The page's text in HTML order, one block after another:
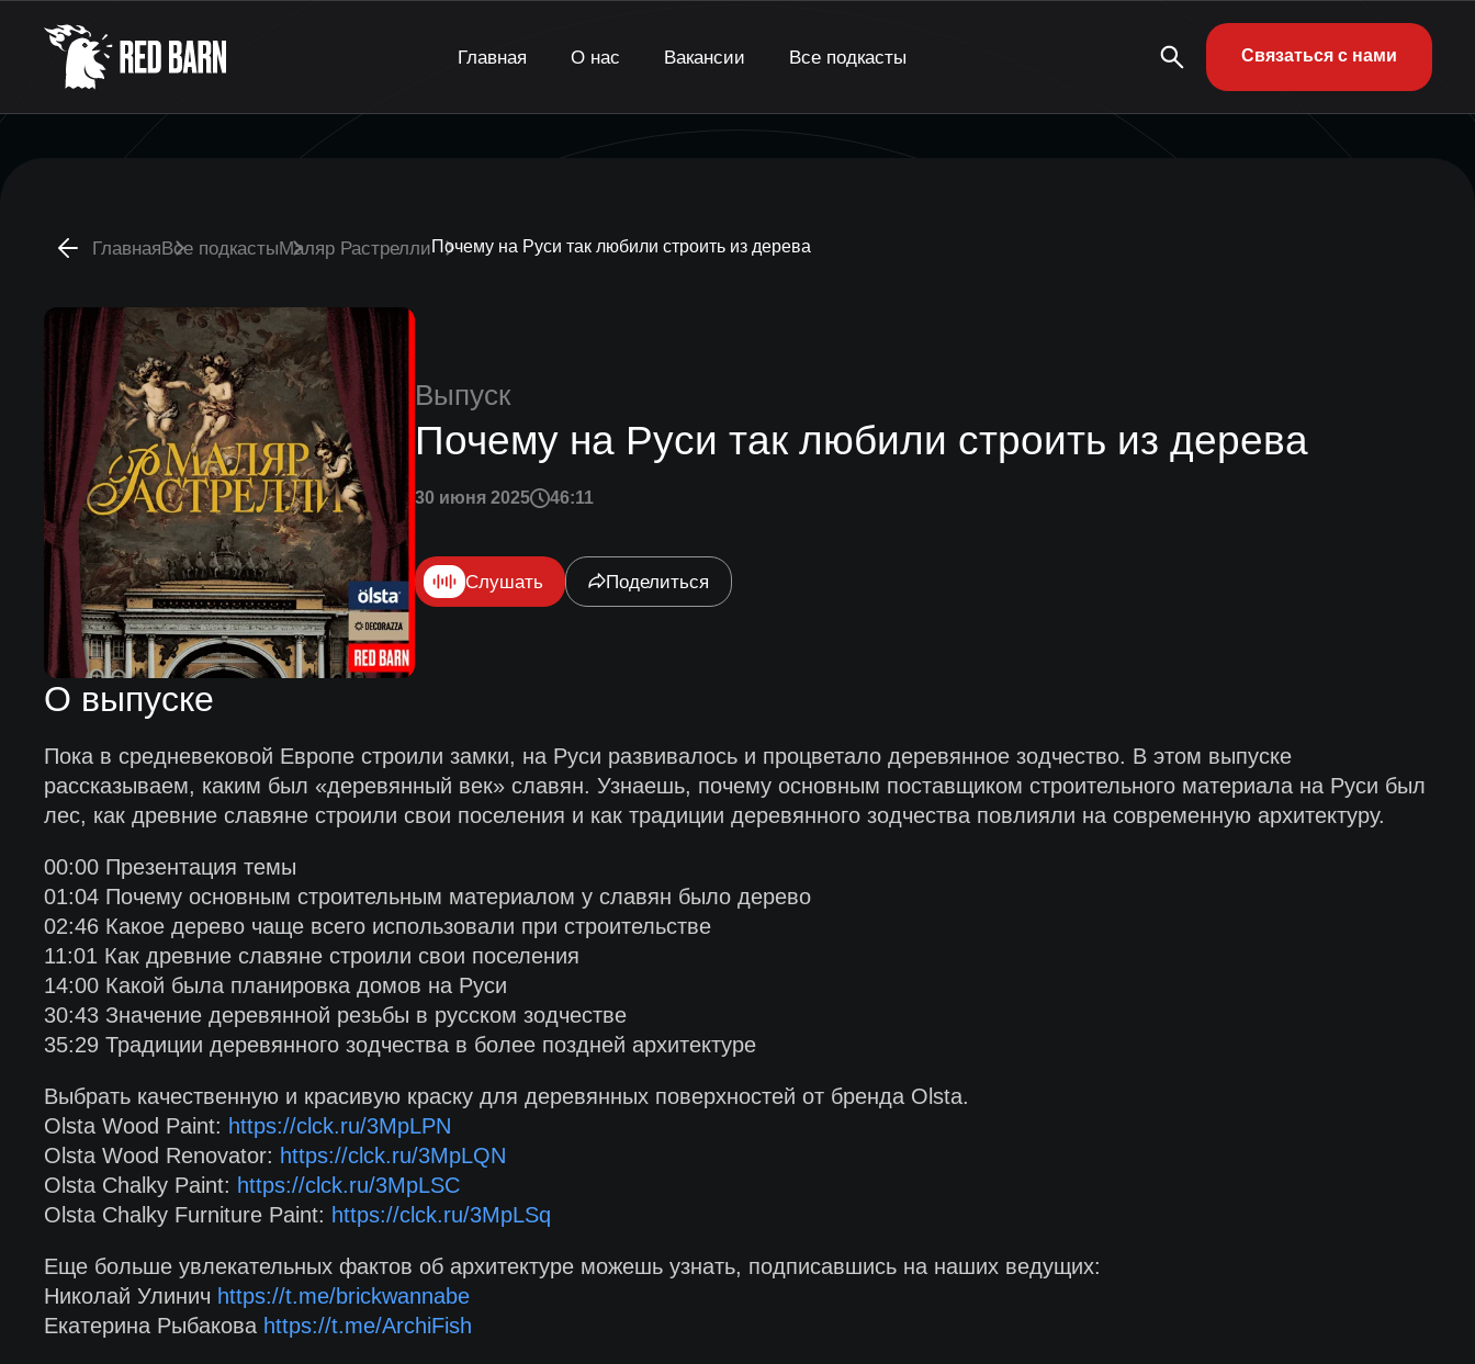
Главная О нас Вакансии Все подкасты Связаться с нами
ГлавнаяВсе подкастыМаляр РастреллиПочему на Руси так любили строить из дерева
Выпуск
Почему на Руси так любили строить из дерева
30 июня 2025 46:11
Слушать Поделиться
О выпуске
Пока в средневековой Европе строили замки, на Руси развивалось и процветало деревянное зодчество. В этом выпуске
рассказываем, каким был «деревянный век» славян. Узнаешь, почему основным поставщиком строительного материала на Руси был
лес, как древние славяне строили свои поселения и как традиции деревянного зодчества повлияли на современную архитектуру.
00:00 Презентация темы
01:04 Почему основным строительным материалом у славян было дерево
02:46 Какое дерево чаще всего использовали при строительстве
11:01 Как древние славяне строили свои поселения
14:00 Какой была планировка домов на Руси
30:43 Значение деревянной резьбы в русском зодчестве
35:29 Традиции деревянного зодчества в более поздней архитектуре
Выбрать качественную и красивую краску для деревянных поверхностей от бренда Olsta.
Olsta Wood Paint: https://clck.ru/3MpLPN
Olsta Wood Renovator: https://clck.ru/3MpLQN
Olsta Chalky Paint: https://clck.ru/3MpLSC
Olsta Chalky Furniture Paint: https://clck.ru/3MpLSq
Еще больше увлекательных фактов об архитектуре можешь узнать, подписавшись на наших ведущих:
Николай Улинич https://t.me/brickwannabe
Екатерина Рыбакова https://t.me/ArchiFish